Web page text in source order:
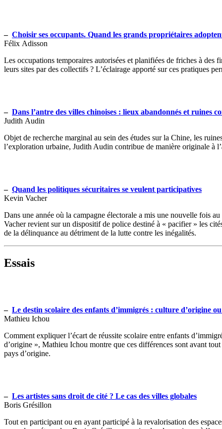
– Choisir ses occupants. Quand les grands propriétaires
Félix Adisson
Les occupations temporaires autorisées et planifiées de friches à
leurs sites par des collectifs ? L’éclairage apporté sur ces pratiques
– Dans l’antre des villes chinoises : lieux abandonnés et ruines
Judith Audin
Objet de recherche marginal au sein des études sur la Chine, les
l’exploration urbaine, Judith Audin contribue de manière originale à
– Quand les politiques sécuritaires se veulent participatives
Kevin Vacher
Dans une année où la campagne électorale a mis une nouvelle fois
Vacher revient sur un dispositif de police destiné à « pacifier » les
de la délinquance au détriment de la lutte contre les inégalités.
Essais
– Le destin scolaire des enfants d’immigrés : culture d’origine
Mathieu Ichou
Comment expliquer l’écart de réussite scolaire entre enfants
d’origine », Mathieu Ichou montre que ces différences sont avant
pays d’origine.
– Les artistes sans droit de cité ? Le cas des villes globales
Boris Grésillon
Tout en participant ou en ayant participé à la revalorisation des